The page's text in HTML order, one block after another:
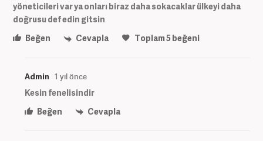
yöneticileri var ya onları biraz daha sokacaklar ülkeyi daha
doğrusu def edin gitsin
Beğen
Cevapla Toplam5beğeni
Admin 1 yıl önce
Kesin fenelisindir
Beğen
Cevapla